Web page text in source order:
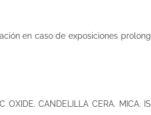
en caso de exposiciones
CANDELILLA CERA. MICA.